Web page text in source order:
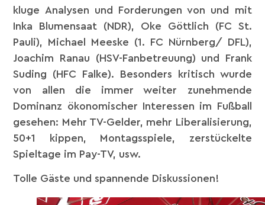
kluge Analysen und Forderungen von und mit
Inka Blumensaat (NDR), Oke Göttlich (FC St.
Pauli), Michael Meeske (1. FC Nürnberg/ DFL),
Joachim Ranau (HSV-Fanbetreuung) und Frank
Suding (HFC Falke). Besonders kritisch wurde
von allen die immer weiter zunehmende
Dominanz ökonomischer Interessen im Fußball
gesehen: Mehr TV-Gelder, mehr Liberalisierung,
50+1 kippen, Montagsspiele, zerstückelte
Spieltage im Pay-TV, usw.
Tolle Gäste und spannende Diskussionen!